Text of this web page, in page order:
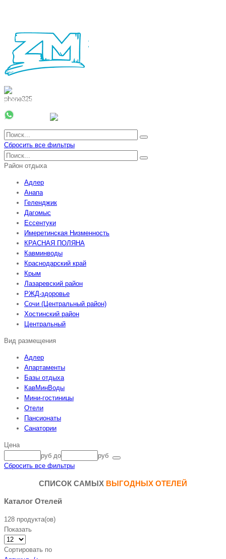
8 962 888 51 55
Сбросить все фильтры
Район отдыха
Адлер
Анапа
Геленджик
Дагомыс
Ессентуки
Имеретинская Низменность
КРАСНАЯ ПОЛЯНА
Кавминводы
Краснодарский край
Крым
Лазаревский район
РЖД-здоровье
Сочи (Центральный район)
Хостинский район
Центральный
Вид размещения
Адлер
Апартаменты
Базы отдыха
КавМинВоды
Мини-гостиницы
Отели
Пансионаты
Санатории
Цена
руб до
руб
Сбросить все фильтры
СПИСОК САМЫХ ВЫГОДНЫХ ОТЕЛЕЙ
Каталог Отелей
128 продукта(ов)
Показать
Сортировать по